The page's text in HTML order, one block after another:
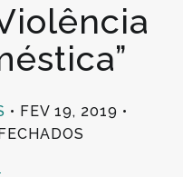
FEV 19, 2019